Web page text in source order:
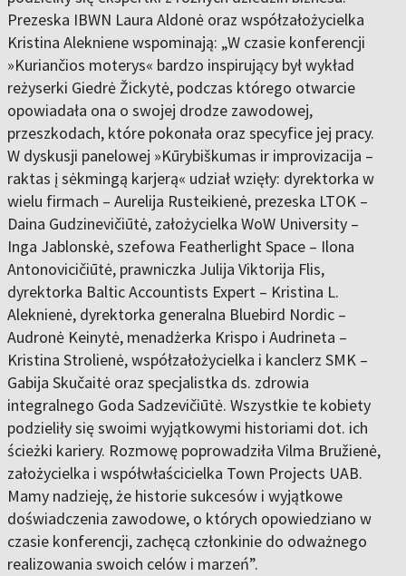
Prezeska IBWN Laura Aldonė oraz współzałożycielka
Kristina Alekniene wspominają: „W czasie konferencji
»Kuriančios moterys« bardzo inspirujący był wykład
reżyserki Giedrė Žickytė, podczas którego otwarcie
opowiadała ona o swojej drodze zawodowej,
przeszkodach, które pokonała oraz specyfice jej pracy.
W dyskusji panelowej »Kūrybiškumas ir improvizacija –
raktas į sėkmingą karjerą« udział wzięły: dyrektorka w
wielu firmach – Aurelija Rusteikienė, prezeska LTOK –
Daina Gudzinevičiūtė, założycielka WoW University –
Inga Jablonskė, szefowa Featherlight Space – Ilona
Antonovicičiūtė, prawniczka Julija Viktorija Flis,
dyrektorka Baltic Accountists Expert – Kristina L.
Aleknienė, dyrektorka generalna Bluebird Nordic –
Audronė Keinytė, menadżerka Krispo i Audrineta –
Kristina Strolienė, współzałożycielka i kanclerz SMK –
Gabija Skučaitė oraz specjalistka ds. zdrowia
integralnego Goda Sadzevičiūtė. Wszystkie te kobiety
podzieliły się swoimi wyjątkowymi historiami dot. ich
ścieżki kariery. Rozmowę poprowadziła Vilma Bružienė,
założycielka i współwłaścicielka Town Projects UAB.
Mamy nadzieję, że historie sukcesów i wyjątkowe
doświadczenia zawodowe, o których opowiedziano w
czasie konferencji, zachęcą członkinie do odważnego
realizowania swoich celów i marzeń”.